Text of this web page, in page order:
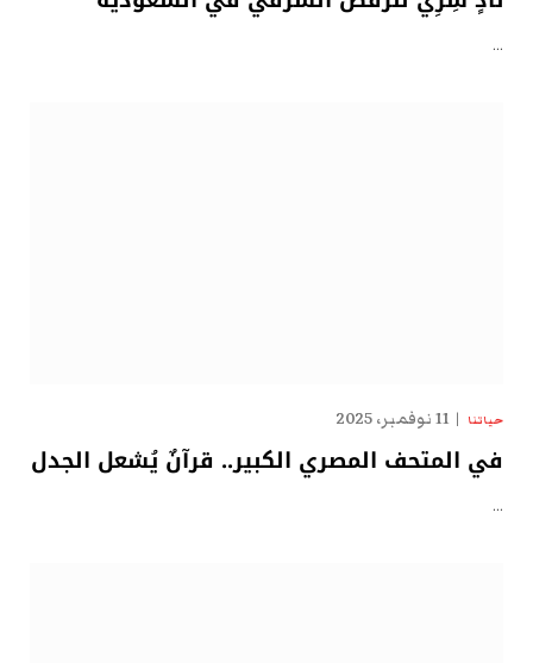
…
حياتنا 11 نوفمبر، 2025
في المتحف المصري الكبير.. قرآنٌ يُشعل الجدل
…